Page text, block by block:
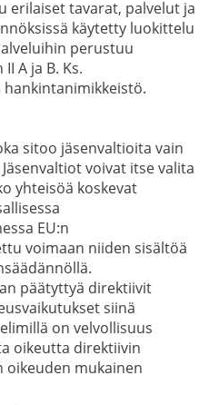
erilaiset tavarat, palvelut ja
käytetty luokittelu
perustuu
A ja B. Ks.
sitoo jäsenvaltioita vain
voivat itse valita
yhteisöä koskevat
EU:n
voimaan niiden sisältöä
päätyttyä direktiivit
siinä
on velvollisuus
oikeutta direktiivin
oikeuden mukainen